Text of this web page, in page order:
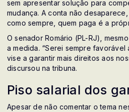
sem apresentar solução para
mudança. A conta não desaparece,
como sempre, quem paga é a
O senador Romário (PL-RJ),
a medida. “Serei sempre favorável
vise a garantir mais direitos aos
discursou na tribuna.
Piso salarial dos
Apesar de não comentar o tema